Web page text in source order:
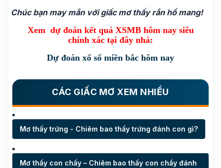
Chúc bạn may mắn với giấc mơ thấy rắn hổ mang!
Xem dự đoán kết quả XSMB hôm nay siêu
chính xác tại đây nhá:
Dự đoán xổ số miền bắc hôm nay
CÁC GIẤC MƠ XEM NHIỀU
Mơ thấy trứng - Chiêm bao thấy trứng đánh con gì?
Mơ thấy con chấy – Chiêm bao thấy con chấy đánh